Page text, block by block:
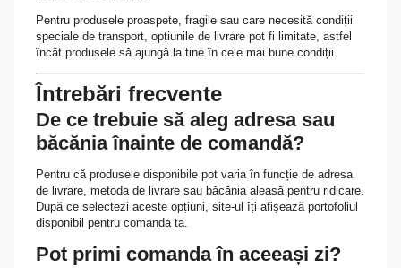
Pentru produsele proaspete, fragile sau care necesită condiții
speciale de transport, opțiunile de livrare pot fi limitate, astfel
încât produsele să ajungă la tine în cele mai bune condiții.
Întrebări frecvente
De ce trebuie să aleg adresa sau
băcănia înainte de comandă?
Pentru că produsele disponibile pot varia în funcție de adresa
de livrare, metoda de livrare sau băcănia aleasă pentru ridicare.
După ce selectezi aceste opțiuni, site-ul îți afișează portofoliul
disponibil pentru comanda ta.
Pot primi comanda în aceeași zi?